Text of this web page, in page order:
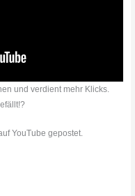
und verdient mehr Klicks.
YouTube gepostet.